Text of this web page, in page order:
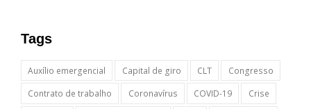
Tags
Auxílio emergencial Capital de giro CLT
Congresso
Contrato de trabalho
Coronavírus COVID-19
Crise